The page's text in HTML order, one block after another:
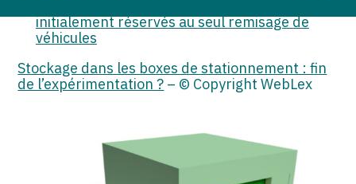
initialement réservés au seul remisage de
véhicules
Stockage dans les boxes de stationnement : fin
de l’expérimentation ? – © Copyright WebLex